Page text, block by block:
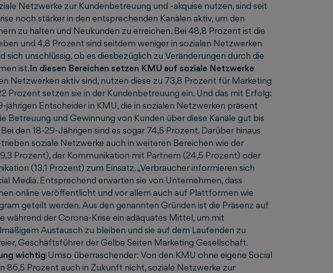
Netzwerke zur Kundenbetreuung und -akquise nutzen, sind seit
noch stärker in den entsprechenden Kanälen aktiv, um den
zu halten und Neukunden zu erreichen. Bei 48,8 Prozent ist die
und 4,8 Prozent sind seitdem weniger in sozialen Netzwerken
sich unschlüssig, ob es diesbezüglich zu Veränderungen durch die
ist.In diesen Bereichen setzen KMU auf soziale Netzwerke
Netzwerken aktiv sind, nutzen diese zu 73,8 Prozent für Marketing
Prozent setzen sie in der Kundenbetreuung ein. Und das mit Erfolg:
Entscheider in KMU, die in sozialen Netzwerken präsent
Betreuung und Gewinnung von Kunden über diese Kanäle gut bis
den 18-29-Jährigen sind es sogar 74,5 Prozent. Darüber hinaus
soziale Netzwerke auch in weiteren Bereichen wie der
Prozent), der Kommunikation mit Partnern (24,5 Prozent) oder
(13,1 Prozent) zum Einsatz. „Verbraucher informieren sich
Media. Entsprechend erwarten sie von Unternehmen, dass
online veröffentlicht und vor allem auch auf Plattformen wie
geteilt werden. Aus den genannten Gründen ist die Präsenz auf
während der Corona-Krise ein adäquates Mittel, um mit
Austausch zu bleiben und sie auf dem Laufenden zu
Geschäftsführer der Gelbe Seiten Marketing Gesellschaft.
wichtig Umso überraschender: Von den KMU ohne eigene Social
86,5 Prozent auch in Zukunft nicht, soziale Netzwerke zur